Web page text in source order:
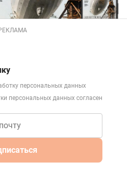
персональных данных
персональных данных согласен